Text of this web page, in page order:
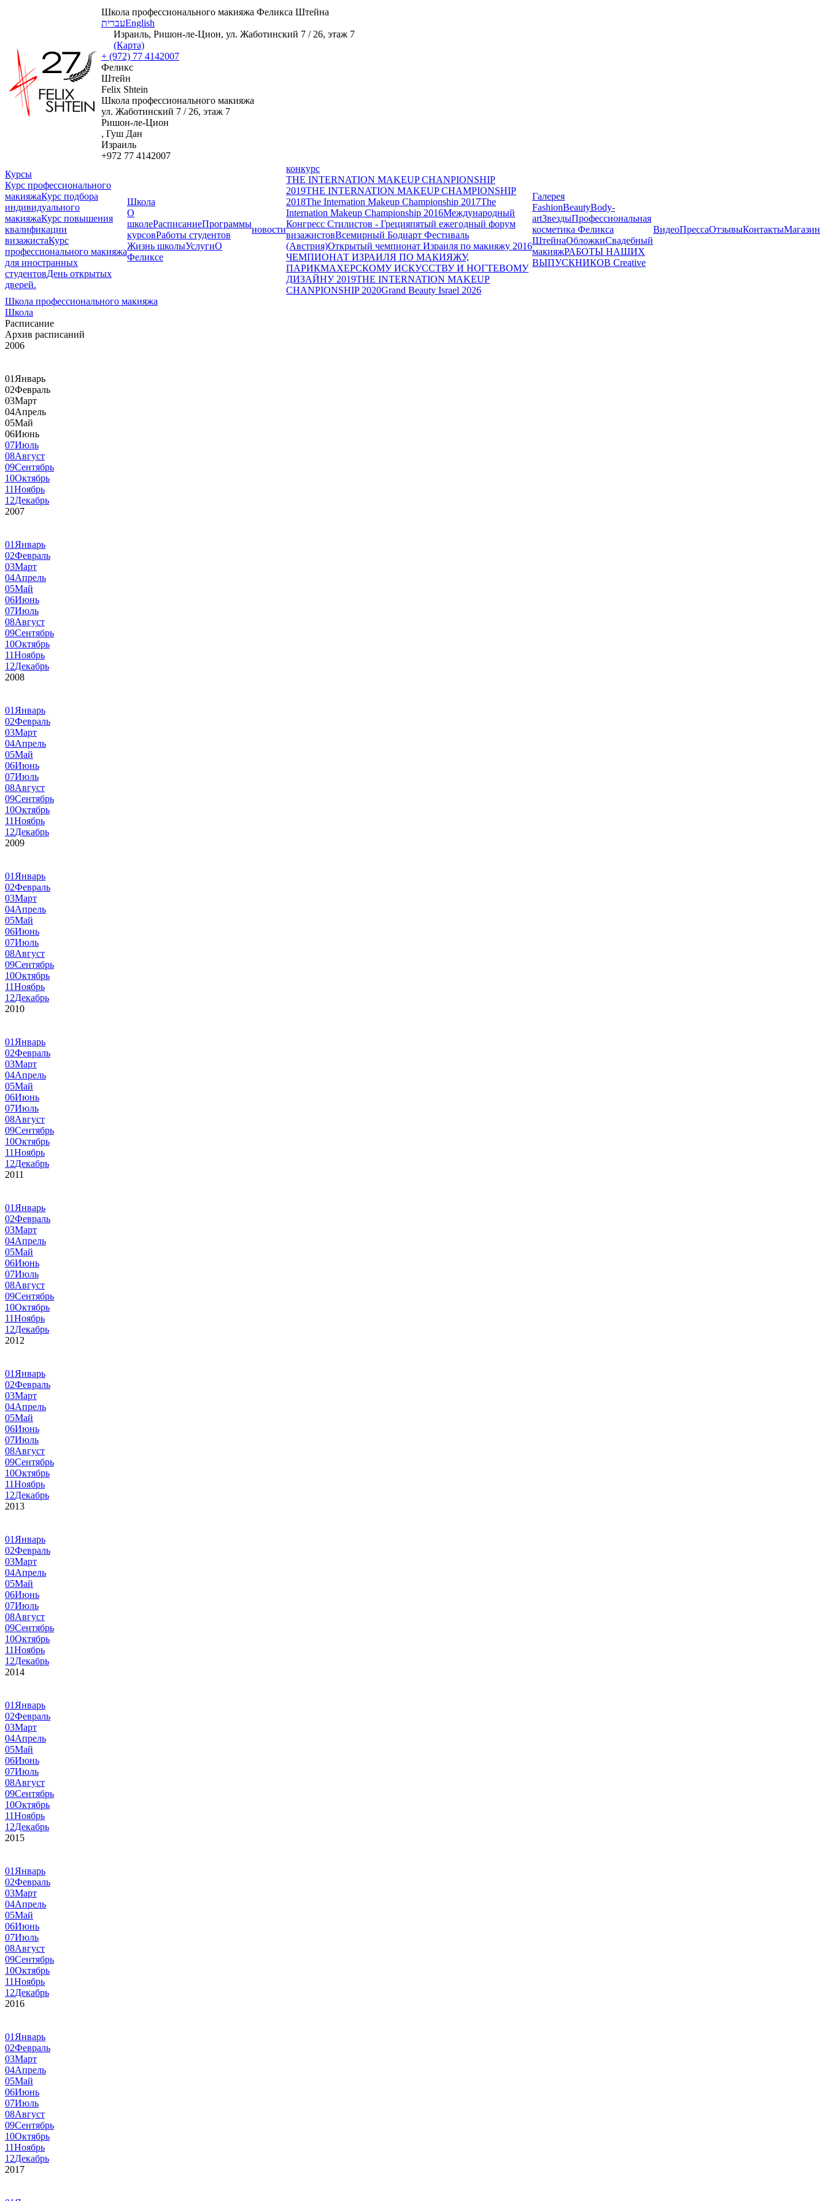
Школа профессионального макияжа Феликса Штейна
עבריתEnglish
Израиль, Ришон-ле-Цион, ул. Жаботинский 7 / 26, этаж 7
(Карта)
+ (972) 77 4142007
Феликс
Штейн
Felix Shtein
Школа профессионального макияжа
ул. Жаботинский 7 / 26, этаж 7
Ришон-ле-Цион
, Гуш Дан
Израиль
+972 77 4142007
Курсы
Курс профессионального
макияжаКурс подбора
индивидуального
макияжаКурс повышения
квалификации
визажистаКурс
профессионального макияжа
для иностранных
студентовДень открытых
дверей.
Школа
О
школеРасписаниеПрограммы
курсовРаботы студентов
Жизнь школыУслугиО
Феликсе
новости
конкурс
THE INTERNATION MAKEUP CHANPIONSHIP
2019THE INTERNATION MAKEUP CHAMPIONSHIP
2018The Internation Makeup Championship 2017The
Internation Makeup Championship 2016Международный
Конгресс Стилистов - Грецияпятый ежегодный форум
визажистовВсемирный Бодиарт Фестиваль
(Австрия)Открытый чемпионат Израиля по макияжу 2016
ЧЕМПИОНАТ ИЗРАИЛЯ ПО МАКИЯЖУ,
ПАРИКМАХЕРСКОМУ ИСКУССТВУ И НОГТЕВОМУ
ДИЗАЙНУ 2019THE INTERNATION MAKEUP
CHANPIONSHIP 2020Grand Beauty Israel 2026
Галерея
FashionBeautyBody-
artЗвездыПрофессиональная
косметика Феликса
ШтейнаОбложкиСвадебный
макияжРАБОТЫ НАШИХ
ВЫПУСКНИКОВ Creative
ВидеоПрессаОтзывыКонтактыМагазин
Школа профессионального макияжа
Школа
Расписание
Архив расписаний
2006
01 Январь
02Февраль
03Март
04Апрель
05Май
06Июнь
07Июль
08Август
09Сентябрь
10Октябрь
11Ноябрь
12Декабрь
2007
01 Январь
02Февраль
03Март
04Апрель
05Май
06Июнь
07Июль
08Август
09Сентябрь
10Октябрь
11Ноябрь
12Декабрь
2008
01 Январь
02Февраль
03Март
04Апрель
05Май
06Июнь
07Июль
08Август
09Сентябрь
10Октябрь
11Ноябрь
12Декабрь
2009
01 Январь
02Февраль
03Март
04Апрель
05Май
06Июнь
07Июль
08Август
09Сентябрь
10Октябрь
11Ноябрь
12Декабрь
2010
01 Январь
02Февраль
03Март
04Апрель
05Май
06Июнь
07Июль
08Август
09Сентябрь
10Октябрь
11Ноябрь
12Декабрь
2011
01 Январь
02Февраль
03Март
04Апрель
05Май
06Июнь
07Июль
08Август
09Сентябрь
10Октябрь
11Ноябрь
12Декабрь
2012
01 Январь
02Февраль
03Март
04Апрель
05Май
06Июнь
07Июль
08Август
09Сентябрь
10Октябрь
11Ноябрь
12Декабрь
2013
01 Январь
02Февраль
03Март
04Апрель
05Май
06Июнь
07Июль
08Август
09Сентябрь
10Октябрь
11Ноябрь
12Декабрь
2014
01 Январь
02Февраль
03Март
04Апрель
05Май
06Июнь
07Июль
08Август
09Сентябрь
10Октябрь
11Ноябрь
12Декабрь
2015
01 Январь
02Февраль
03Март
04Апрель
05Май
06Июнь
07Июль
08Август
09Сентябрь
10Октябрь
11Ноябрь
12Декабрь
2016
01 Январь
02Февраль
03Март
04Апрель
05Май
06Июнь
07Июль
08Август
09Сентябрь
10Октябрь
11Ноябрь
12Декабрь
2017